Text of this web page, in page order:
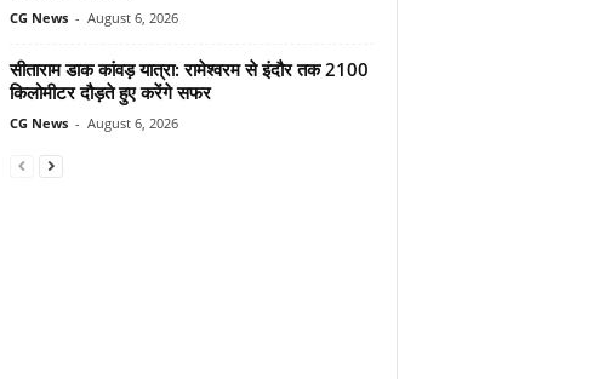
CG News - August 6, 2026
सीताराम डाक कांवड़ यात्रा: रामेश्वरम से इंदौर तक 2100
किलोमीटर दौड़ते हुए करेंगे सफर
CG News - August 6, 2026